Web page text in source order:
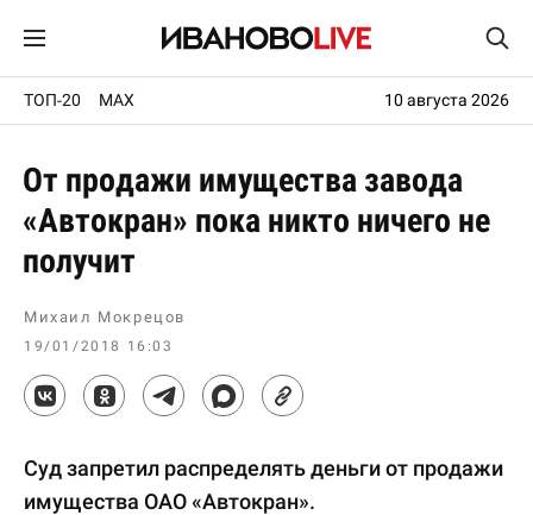
ТОП-20 MAX 10 августа 2026
От продажи имущества завода
«Автокран» пока никто ничего не
получит
Михаил Мокрецов
19/01/2018 16:03
Суд запретил распределять деньги от продажи
имущества ОАО «Автокран».